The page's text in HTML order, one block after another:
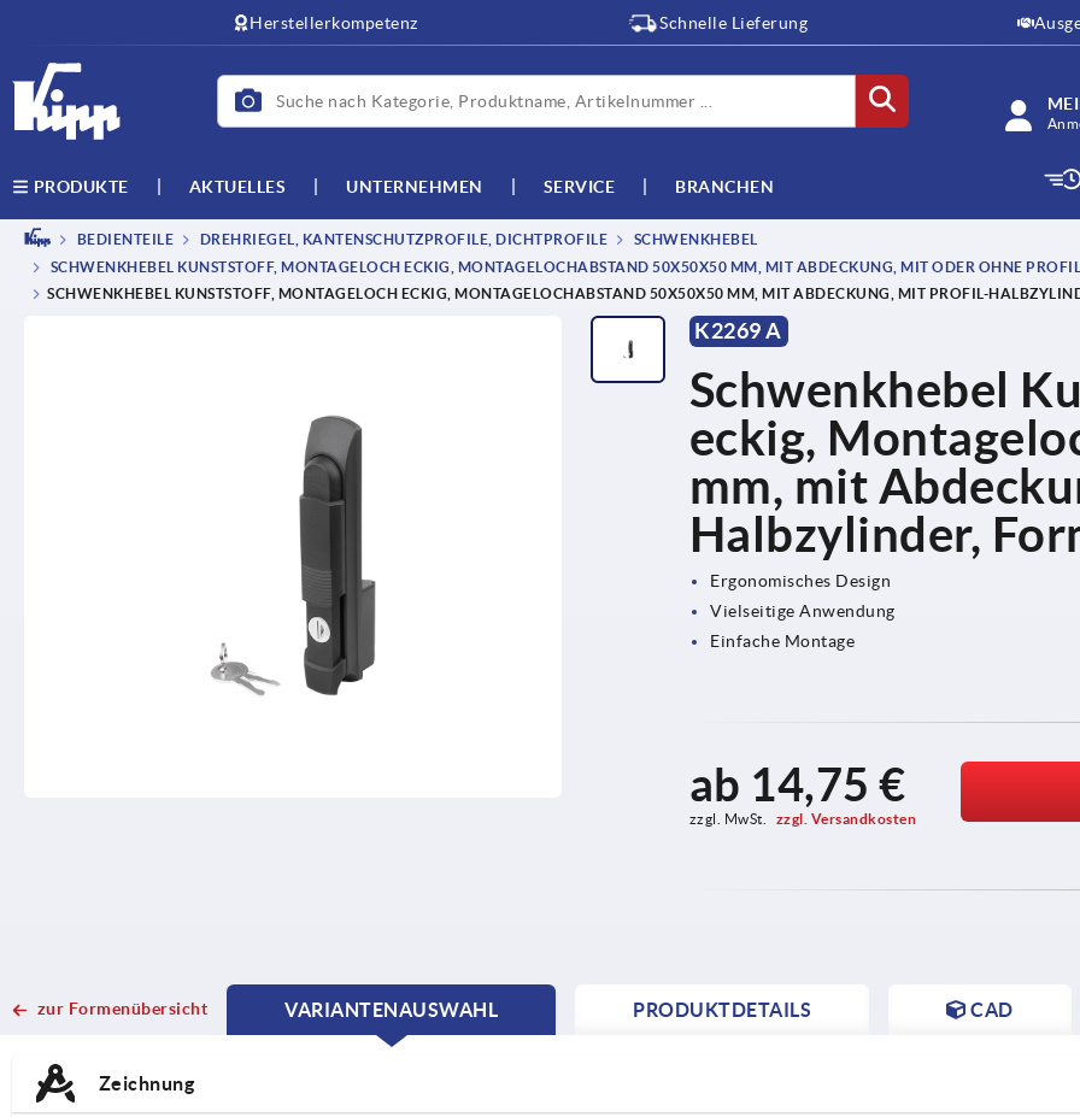
Herstellerkompetenz Schnelle Lieferung
PRODUKTE AKTUELLES UNTERNEHMEN SERVICE BRANCHEN
BEDIENTEILE DREHRIEGEL, KANTENSCHUTZPROFILE, DICHTPROFILE
SCHWENKHEBEL
SCHWENKHEBEL KUNSTSTOFF, MONTAGELOCH ECKIG, MONTAGELOCHABSTAND 50X50X50 MM, MIT ABDECKUNG, MIT ODER OHNE
SCHWENKHEBEL KUNSTSTOFF, MONTAGELOCH ECKIG, MONTAGELOCHABSTAND 50X50X50 MM, MIT ABDECKUNG, MIT PROFIL-
K2269 A
Schwenkhebel
eckig,
mm, mit
Halbzylinder,
Ergonomisches Design
Vielseitige Anwendung
Einfache Montage
ab 14,75 €
zzgl. MwSt. zzgl. Versandkosten
zur Formenübersicht
VARIANTENAUSWAHL
CURRENT
CURRENT
PRODUKTDETAILS CAD
Zeichnung